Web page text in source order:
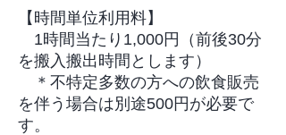
【時間単位利用料】
​ 1時間当たり1,000円（前後30分
を搬入搬出時間とします）
＊不特定多数の方への飲食販売
を伴う場合は別途500円が必要で
す。